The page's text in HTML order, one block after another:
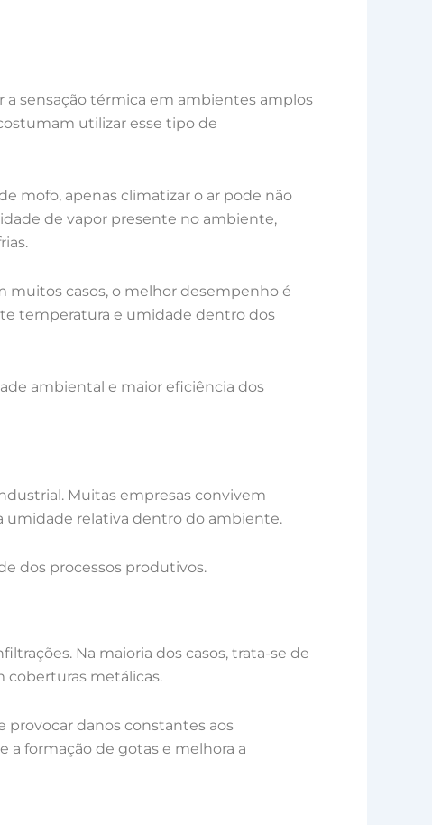
sensação térmica em ambientes amplos
utilizar esse tipo de
mofo, apenas climatizar o ar pode não
de vapor presente no ambiente,
muitos casos, o melhor desempenho é
temperatura e umidade dentro dos
ambiental e maior eficiência dos
Muitas empresas convivem
umidade relativa dentro do ambiente.
dos processos produtivos.
Na maioria dos casos, trata-se de
coberturas metálicas.
danos constantes aos
formação de gotas e melhora a